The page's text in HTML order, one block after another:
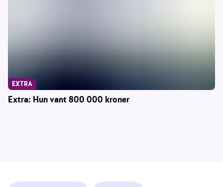
Extra: Hun vant 800 000 kroner
EXTRA